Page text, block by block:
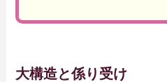
大構造と係り受け